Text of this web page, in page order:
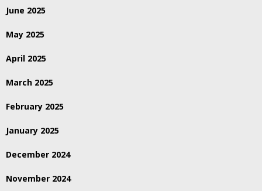
June 2025
May 2025
April 2025
March 2025
February 2025
January 2025
December 2024
November 2024